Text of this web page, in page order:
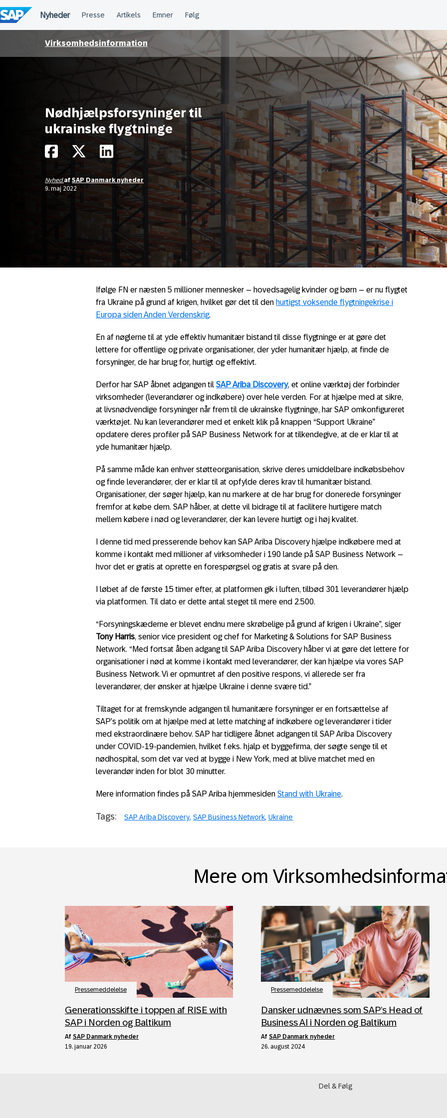
til
indholdet
Virksomhedsinformation
Nødhjælpsforsyninger til
ukrainske flygtninge
Nyhedaf SAP Danmark nyheder
9. maj 2022
Ifølge FN er næsten 5 millioner mennesker – hovedsagelig kvinder og børn – er nu flygtet
fra Ukraine på grund af krigen, hvilket gør det til den hurtigst voksende flygtningekrise i
Europa siden Anden Verdenskrig.
En af nøglerne til at yde effektiv humanitær bistand til disse flygtninge er at gøre det
lettere for offentlige og private organisationer, der yder humanitær hjælp, at finde de
forsyninger, de har brug for, hurtigt og effektivt.
Derfor har SAP åbnet adgangen til SAP Ariba Discovery, et online værktøj der forbinder
virksomheder (leverandører og indkøbere) over hele verden. For at hjælpe med at sikre,
at livsnødvendige forsyninger når frem til de ukrainske flygtninge, har SAP omkonfigureret
værktøjet. Nu kan leverandører med et enkelt klik på knappen “Support Ukraine”
opdatere deres profiler på SAP Business Network for at tilkendegive, at de er klar til at
yde humanitær hjælp.
På samme måde kan enhver støtteorganisation, skrive deres umiddelbare indkøbsbehov
og finde leverandører, der er klar til at opfylde deres krav til humanitær bistand.
Organisationer, der søger hjælp, kan nu markere at de har brug for donerede forsyninger
fremfor at købe dem. SAP håber, at dette vil bidrage til at facilitere hurtigere match
mellem købere i nød og leverandører, der kan levere hurtigt og i høj kvalitet.
I denne tid med presserende behov kan SAP Ariba Discovery hjælpe indkøbere med at
komme i kontakt med millioner af virksomheder i 190 lande på SAP Business Network –
hvor det er gratis at oprette en forespørgsel og gratis at svare på den.
I løbet af de første 15 timer efter, at platformen gik i luften, tilbød 301 leverandører hjælp
via platformen. Til dato er dette antal steget til mere end 2.500.
“Forsyningskæderne er blevet endnu mere skrøbelige på grund af krigen i Ukraine”, siger
Tony Harris, senior vice president og chef for Marketing & Solutions for SAP Business
Network. “Med fortsat åben adgang til SAP Ariba Discovery håber vi at gøre det lettere for
organisationer i nød at komme i kontakt med leverandører, der kan hjælpe via vores SAP
Business Network. Vi er opmuntret af den positive respons, vi allerede ser fra
leverandører, der ønsker at hjælpe Ukraine i denne svære tid.”
Tiltaget for at fremskynde adgangen til humanitære forsyninger er en fortsættelse af
SAP’s politik om at hjælpe med at lette matching af indkøbere og leverandører i tider
med ekstraordinære behov. SAP har tidligere åbnet adgangen til SAP Ariba Discovery
under COVID-19-pandemien, hvilket f.eks. hjalp et byggefirma, der søgte senge til et
nødhospital, som det var ved at bygge i New York, med at blive matchet med en
leverandør inden for blot 30 minutter.
Mere information findes på SAP Ariba hjemmesiden Stand with Ukraine.
Tags: SAP Ariba Discovery SAP Business Network Ukraine
Mere om
Pressemeddelelse
Generationsskifte i toppen af RISE with
SAP i Norden og Baltikum
af SAP Danmark nyheder
19. januar 2026
Pressemeddelelse
Dansker udnævnes som SAP’s Head of
Business AI i Norden og Baltikum
afSAP Danmark nyheder
26. august 2024
Del & Følg